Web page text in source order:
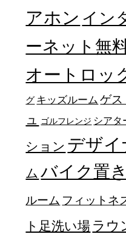
アホン イン
ーネット無
オートロッ
グ キッズルーム ゲス
ュ
ゴルフレンジ シアタ
ション デザ
ム バイク置
ルーム フィットネ
ト足洗い場 ラウ